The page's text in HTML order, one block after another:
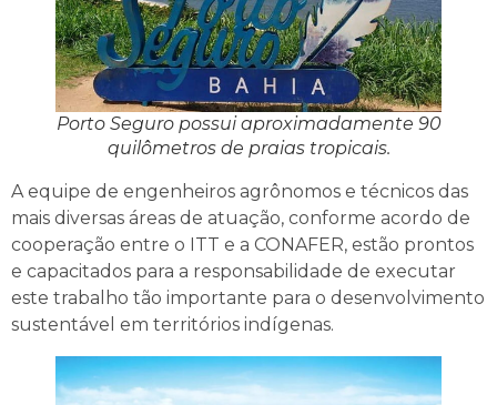
Porto Seguro possui aproximadamente 90
quilômetros de praias tropicais.
A equipe de engenheiros agrônomos e técnicos das
mais diversas áreas de atuação, conforme acordo de
cooperação entre o ITT e a CONAFER, estão prontos
e capacitados para a responsabilidade de executar
este trabalho tão importante para o desenvolvimento
sustentável em territórios indígenas.